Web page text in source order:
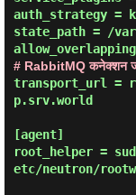
auth_strategy =
state_path = /
# RabbitMQ कनेक्शन
transport_url =
p.srv.world
[agent]
root_helper =
etc/neutron/